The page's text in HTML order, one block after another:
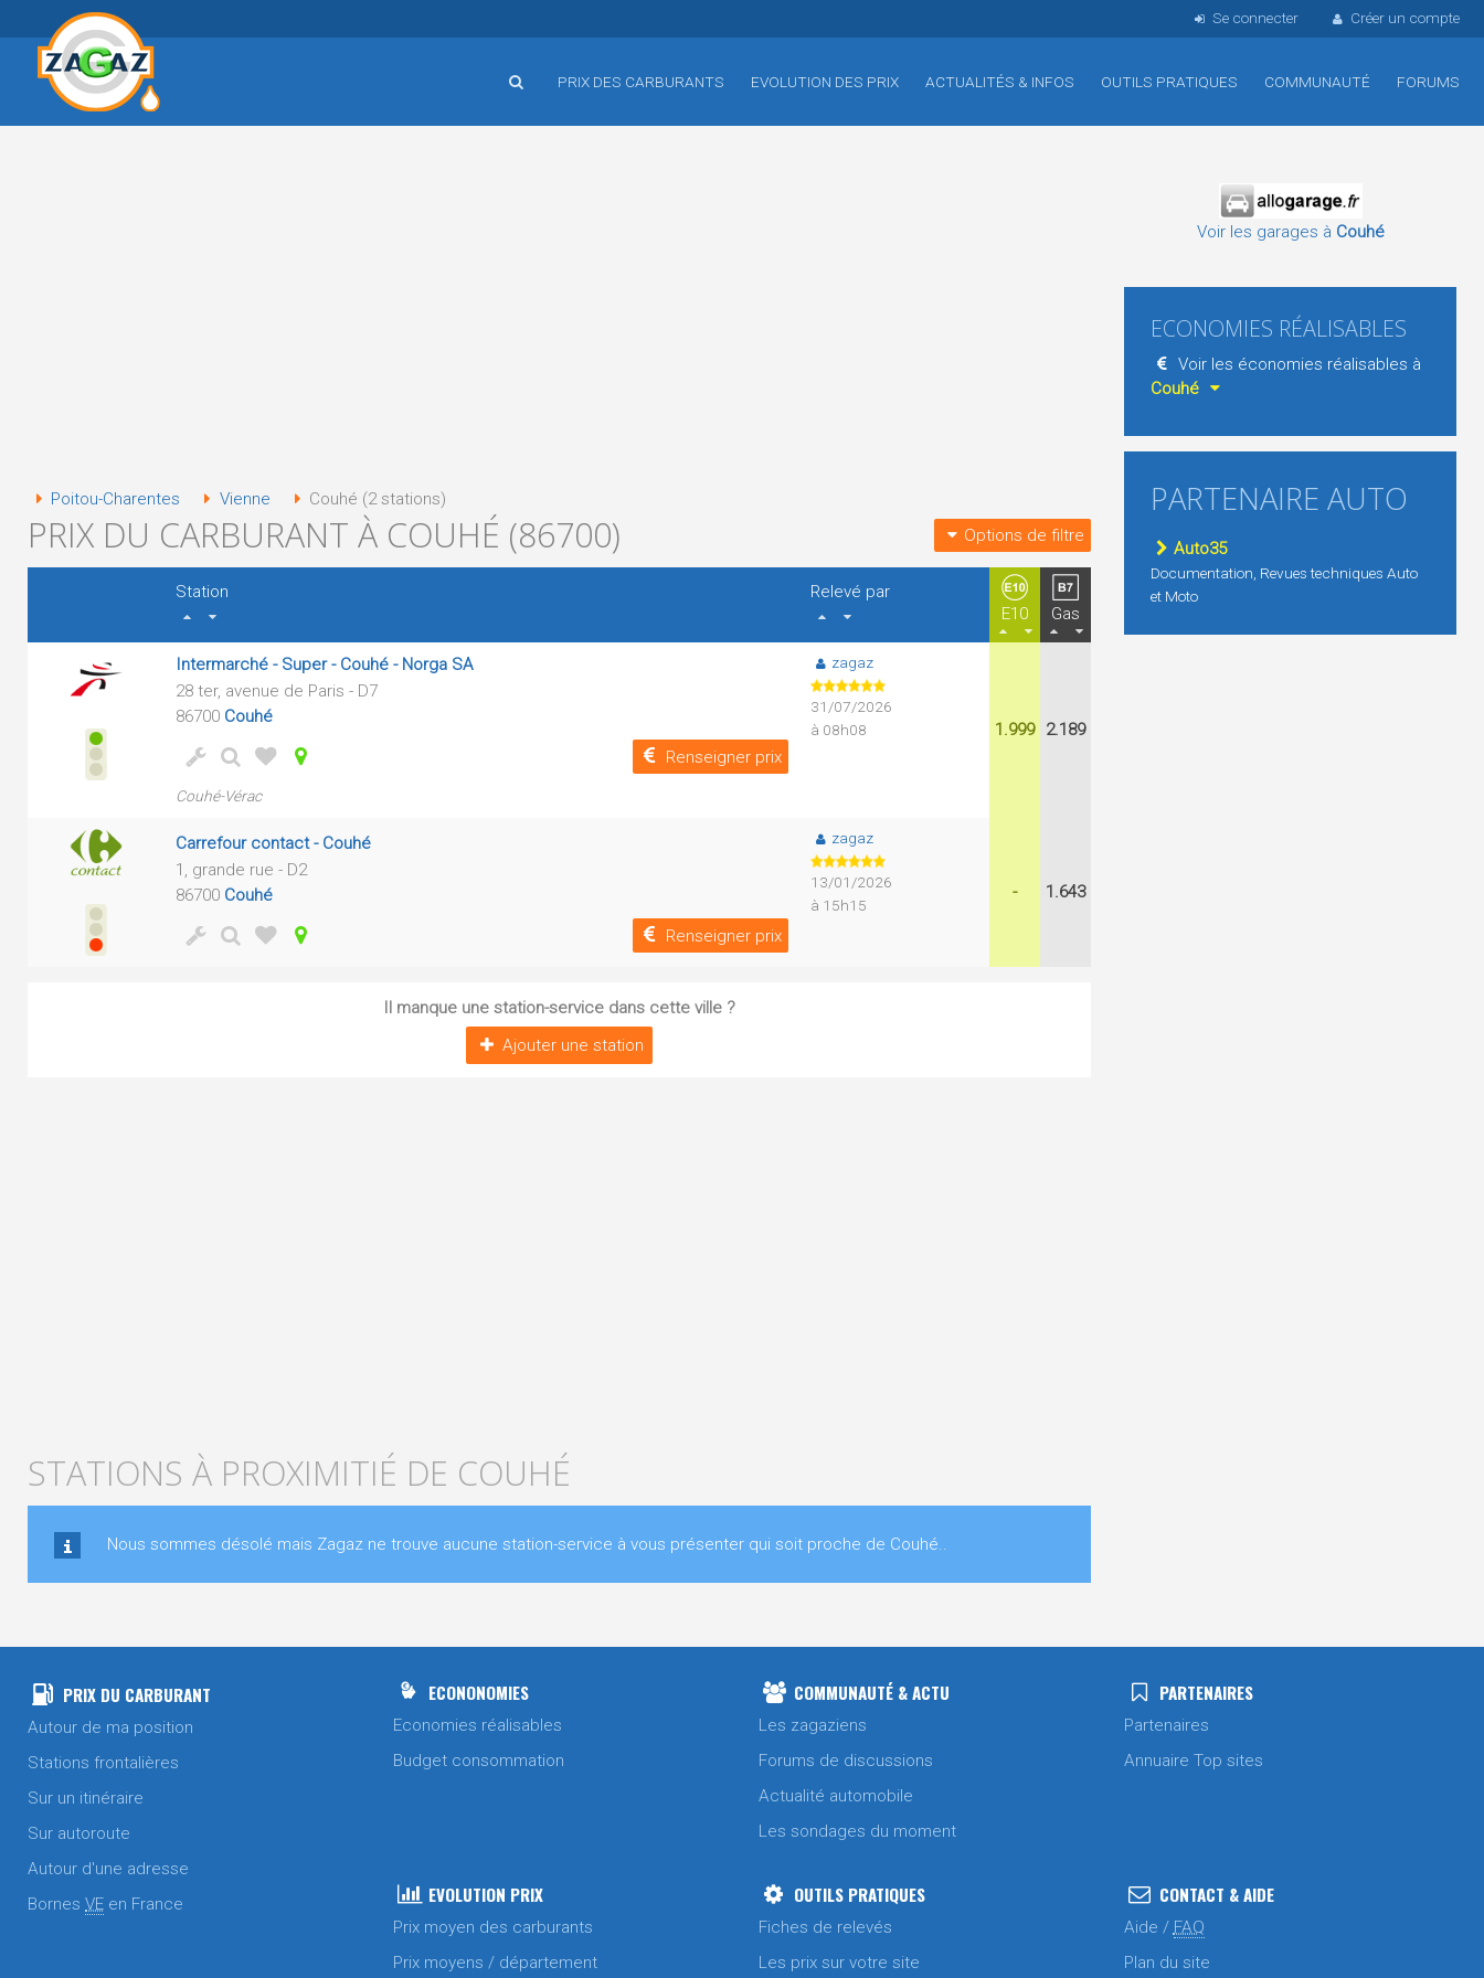
Se connecter Créer un compte
PRIX DES CARBURANTS EVOLUTION DES PRIX ACTUALITÉS & INFOS OUTILS PRATIQUES COMMUNAUTÉ FORUMS
Poitou-Charentes Vienne Couhé (2 stations)
PRIX DU CARBURANT À COUHÉ (86700) Options de filtre
Station
Relevé par
E10
Gas
Intermarché - Super - Couhé - Norga SA
28 ter, avenue de Paris - D7
86700 Couhé
Renseigner prix
Couhé-Vérac
zagaz
31/07/2026
à 08h08
1.999 2.189
Carrefour contact - Couhé
1, grande rue - D2
86700 Couhé
Renseigner prix
zagaz
13/01/2026
à 15h15
- 1.643
Il manque une station-service dans cette ville ?
Ajouter une station
STATIONS À PROXIMITIÉ DE COUHÉ
Nous sommes désolé mais Zagaz ne trouve aucune station-service à vous présenter qui soit proche de Couhé..
Voir les garages à Couhé
ECONOMIES RÉALISABLES
Voir les économies réalisables à
Couhé
PARTENAIRE AUTO
Auto35
Documentation, Revues techniques Auto
et Moto
PRIX DU CARBURANT
Autour de ma position
Stations frontalières
Sur un itinéraire
Sur autoroute
Autour d'une adresse
Bornes VE en France
ECONONOMIES
Economies réalisables
Budget consommation
COMMUNAUTÉ & ACTU
Les zagaziens
Forums de discussions
Actualité automobile
Les sondages du moment
PARTENAIRES
Partenaires
Annuaire Top sites
EVOLUTION PRIX
Prix moyen des carburants
Prix moyens / département
OUTILS PRATIQUES
Fiches de relevés
Les prix sur votre site
CONTACT & AIDE
Aide / FAQ
Plan du site